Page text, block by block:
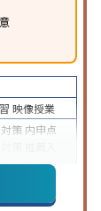
映像授業
策 内申点
策
イン対応1